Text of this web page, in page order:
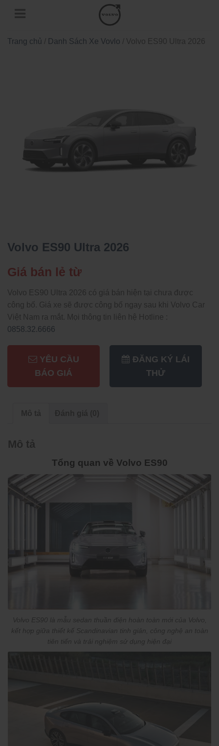
Trang chủ / Danh Sách Xe Vovlo / Volvo ES90 Ultra 2026
Volvo ES90 Ultra 2026
Giá bán lẻ từ
Volvo ES90 Ultra 2026 có giá bán hiện tại chưa được
công bố. Giá xe sẽ được công bố ngay sau khi Volvo Car
Việt Nam ra mắt. Mọi thông tin liên hệ Hotline :
0858.32.6666
YÊU CẦU
BÁO GIÁ
ĐĂNG KÝ LÁI
THỬ
Mô tả
Tổng quan về Volvo ES90
Volvo ES90 là mẫu sedan thuần điện hoàn toàn mới của Volvo,
kết hợp giữa thiết kế Scandinavian tinh giản, công nghệ an toàn
tiên tiến và trải nghiệm sử dụng hiện đại